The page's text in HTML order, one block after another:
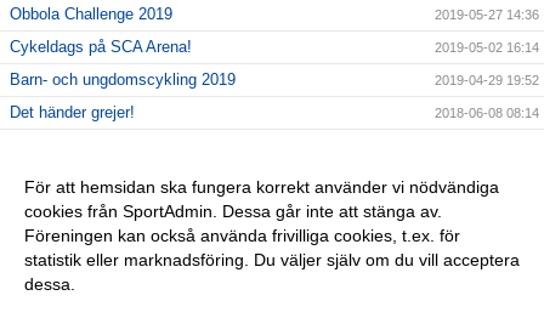
Obbola Challenge 2019 2019-05-27 14:36
Cykeldags på SCA Arena! 2019-05-02 16:14
Barn- och ungdomscykling 2019 2019-04-29 19:52
Det händer grejer! 2018-06-08 08:14
Racepremiär, Andalucia Bike Race! 2018-02-27 10:07
Medlemsfest 2017-09-26 12:31
Barn och ungdomcykling 2017 2017-05-10 20:37
För att hemsidan ska fungera korrekt använder vi nödvändiga
cookies från SportAdmin. Dessa går inte att stänga av.
Föreningen kan också använda frivilliga cookies, t.ex. för
statistik eller marknadsföring. Du väljer själv om du vill acceptera
dessa.